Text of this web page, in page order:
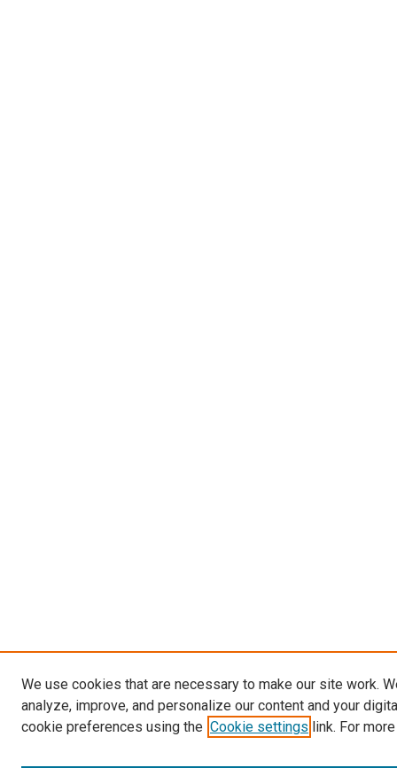
We use cookies that are necessary to make our site work.
analyze, improve, and personalize our content and your
cookie preferences using the Cookie settings link. For